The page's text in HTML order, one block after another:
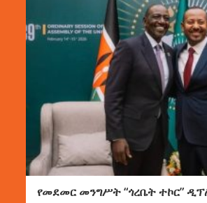
የመደመር መንግሥት “ጎረቤት ተኮር”